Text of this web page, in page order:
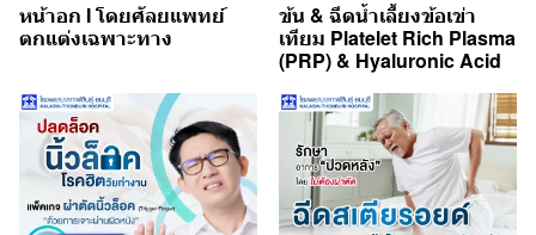
หน้าอก I โดยศัลยแพทย์
ตกแต่งเฉพาะทาง
ข้น & ฉีดน้ำเลี้ยงข้อเข่า
เทียม Platelet Rich Plasma
(PRP) & Hyaluronic Acid